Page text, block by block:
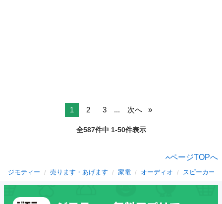
1 2 3 ... 次へ
全587件中 1-50件表示
ページTOPへ
ジモティー 売ります・あげます 家電 オーディオ スピーカー